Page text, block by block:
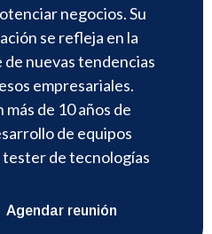
negocios. Su
se refleja en la
nuevas tendencias
empresariales.
de 10 años de
de equipos
tester de tecnologías
Agendar reunión